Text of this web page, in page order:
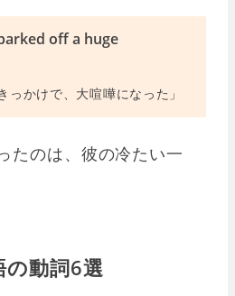
off a huge
っかけで、大喧嘩になった」
たのは、彼の冷たい一
動詞6選